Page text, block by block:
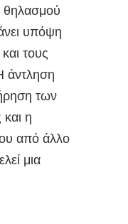
θηλασμού
υπόψη
τους
άντληση
των
η
από άλλο
μια